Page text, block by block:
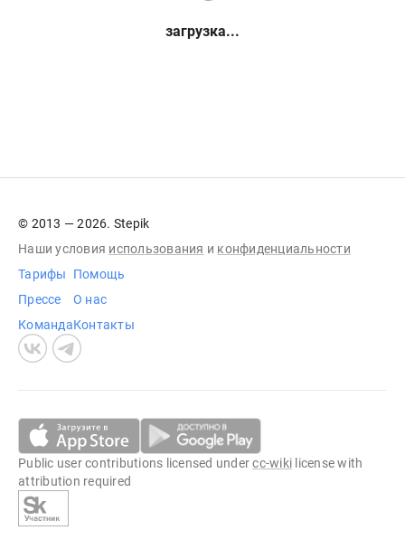
загрузка...
© 2013 — 2026. Stepik
Наши условия использования и конфиденциальности
Тарифы
Прессе
Команда
Помощь
О нас
Контакты
Public user contributions licensed undercc-wiki license with
attribution required